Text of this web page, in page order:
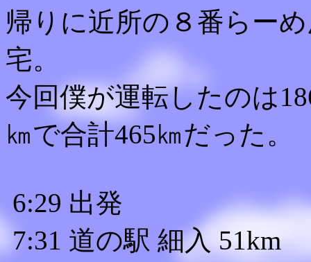
帰りに近所の８番らー
宅。
今回僕が運転したのは
㎞で合計465㎞だった。
6:29 出発
7:31 道の駅 細入 51km